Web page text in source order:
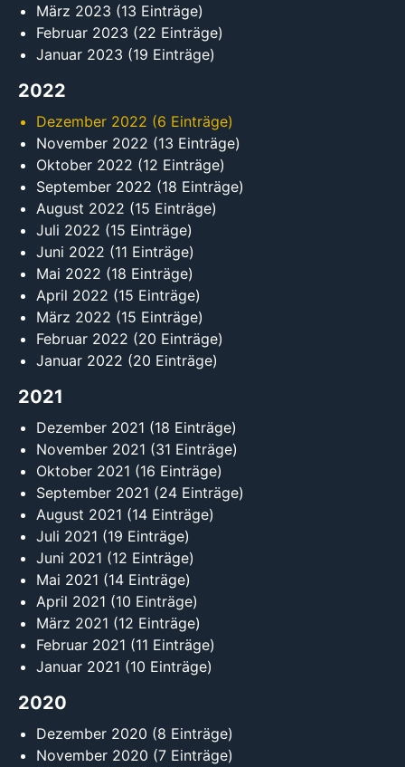
März 2023 (13 Einträge)
Februar 2023 (22 Einträge)
Januar 2023 (19 Einträge)
2022
Dezember 2022 (6 Einträge)
November 2022 (13 Einträge)
Oktober 2022 (12 Einträge)
September 2022 (18 Einträge)
August 2022 (15 Einträge)
Juli 2022 (15 Einträge)
Juni 2022 (11 Einträge)
Mai 2022 (18 Einträge)
April 2022 (15 Einträge)
März 2022 (15 Einträge)
Februar 2022 (20 Einträge)
Januar 2022 (20 Einträge)
2021
Dezember 2021 (18 Einträge)
November 2021 (31 Einträge)
Oktober 2021 (16 Einträge)
September 2021 (24 Einträge)
August 2021 (14 Einträge)
Juli 2021 (19 Einträge)
Juni 2021 (12 Einträge)
Mai 2021 (14 Einträge)
April 2021 (10 Einträge)
März 2021 (12 Einträge)
Februar 2021 (11 Einträge)
Januar 2021 (10 Einträge)
2020
Dezember 2020 (8 Einträge)
November 2020 (7 Einträge)